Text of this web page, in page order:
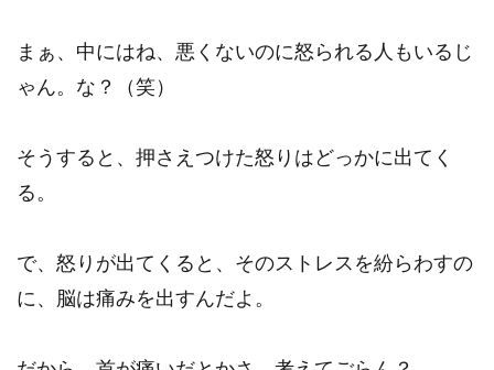
まぁ、中にはね、悪くないのに怒られる人もいるじ
ゃん。な？（笑）
そうすると、押さえつけた怒りはどっかに出てく
る。
で、怒りが出てくると、そのストレスを紛らわすの
に、脳は痛みを出すんだよ。